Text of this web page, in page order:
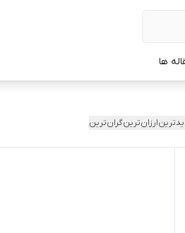
ها
ارزان‌ترینگران‌ترین